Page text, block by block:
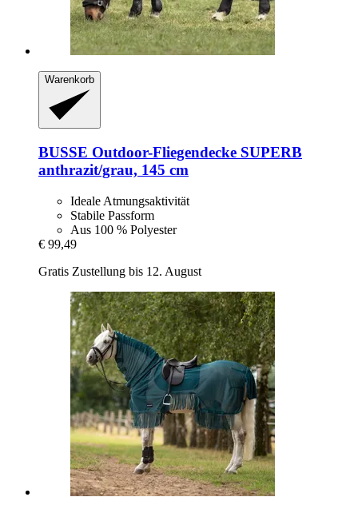
Warenkorb
BUSSE Outdoor-​Fliegendecke SUPERB
anthrazit/grau, 145 cm
Ideale Atmungsaktivität
Stabile Passform
Aus 100 % Polyester
€ 99,49
Gratis Zustellung bis 12. August